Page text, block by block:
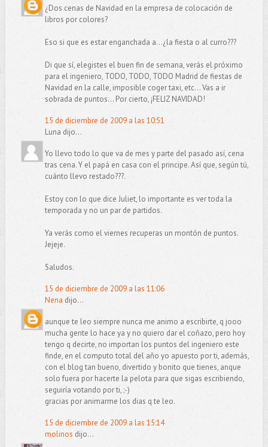
¿Dos cenas de Navidad en la empresa de colocación de
libros por colores?
Eso si que es estar enganchada a...¿la fiesta o al curro???
Di que sí, elegistes el buen fin de semana, verás el próximo
para el ingeniero, TODO, TODO, TODO Madrid de fiestas de
Navidad en la calle, imposible coger taxi, etc... Vas a ir
sobrada de puntos... Por cierto, ¡FELIZ NAVIDAD!
15 de diciembre de 2009 a las 10:51
Luna dijo...
Yo llevo todo lo que va de mes y parte del pasado así, cena
tras cena. Y el papá en casa con el principe. Así que, según tú,
cuánto llevo restado???.
Estoy con lo que dice Juliet, lo importante es ver toda la
temporada y no un par de partidos.
Ya verás como el viernes recuperas un montón de puntos.
Jejeje.
Saludos.
15 de diciembre de 2009 a las 11:06
Nena dijo...
aunque te leo siempre nunca me animo a escribirte, q jooo
mucha gente lo hace ya y no quiero dar el coñazo, pero hoy
tengo q decirte, no importan los puntos del ingeniero este
finde, en el computo total del año yo apuesto por ti, además,
con el blog tan bueno, divertido y bonito que tienes, anque
solo fuera por hacerte la pelota para que sigas escribiendo,
seguiría votando por ti, ;-)
gracias por animarme los dias q te leo.
15 de diciembre de 2009 a las 15:14
molinos dijo...